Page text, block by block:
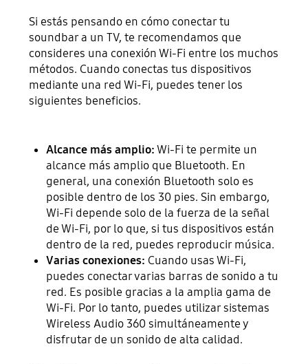
Si estás pensando en cómo conectar tu
soundbar a un TV, te recomendamos que
consideres una conexión Wi-Fi entre los muchos
métodos. Cuando conectas tus dispositivos
mediante una red Wi-Fi, puedes tener los
siguientes beneficios.
Alcance más amplio:Wi-Fi te permite un
alcance más amplio que Bluetooth. En
general, una conexión Bluetooth solo es
posible dentro de los 30 pies. Sin embargo,
Wi-Fi depende solo de la fuerza de la señal
de Wi-Fi, por lo que, si tus dispositivos están
dentro de la red, puedes reproducir música.
Varias conexiones: Cuando usas Wi-Fi,
puedes conectar varias barras de sonido a tu
red. Es posible gracias a la amplia gama de
Wi-Fi. Por lo tanto, puedes utilizar sistemas
Wireless Audio 360 simultáneamente y
disfrutar de un sonido de alta calidad.